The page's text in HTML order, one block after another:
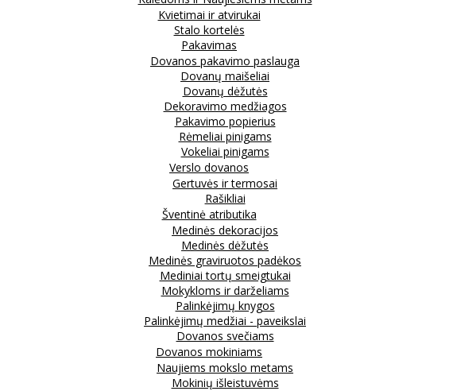
Kvietimai ir atvirukai
Stalo kortelės
Pakavimas
Dovanos pakavimo paslauga
Dovanų maišeliai
Dovanų dėžutės
Dekoravimo medžiagos
Pakavimo popierius
Rėmeliai pinigams
Vokeliai pinigams
Verslo dovanos
Gertuvės ir termosai
Rašikliai
Šventinė atributika
Medinės dekoracijos
Medinės dėžutės
Medinės graviruotos padėkos
Mediniai tortų smeigtukai
Mokykloms ir darželiams
Palinkėjimų knygos
Palinkėjimų medžiai - paveikslai
Dovanos svečiams
Dovanos mokiniams
Naujiems mokslo metams
Mokinių išleistuvėms